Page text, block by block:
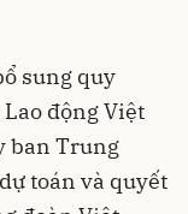
sung quy
động Việt
ban Trung
toán và quyết